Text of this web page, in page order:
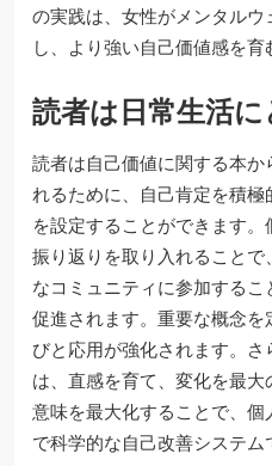
の実践は、女性がメンタル
し、より強い自己価値感を育
読者は日常生活
読者は自己価値に関する本
れるために、自己肯定を積
を設定することができます
振り返りを取り入れること
なコミュニティに参加する
促進されます。重要な概念
びと応用が強化されます。
は、直感を育て、変化を最大
意味を最大化することで、
で科学的な自己改善システム